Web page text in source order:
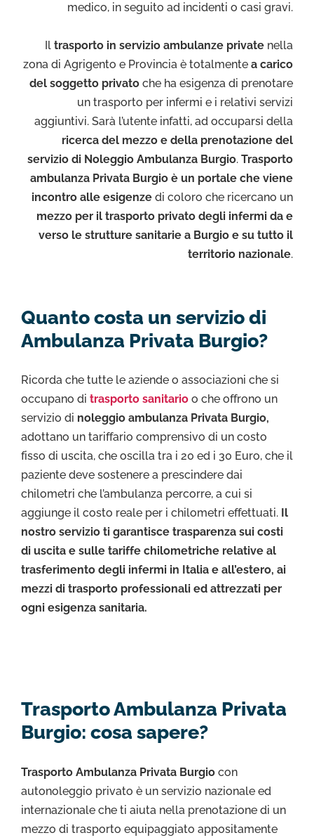
medico, in seguito ad incidenti o casi gravi.
Il trasporto in servizio ambulanze private nella
zona di Agrigento e Provincia è totalmente a carico
del soggetto privato che ha esigenza di prenotare
un trasporto per infermi e i relativi servizi
aggiuntivi. Sarà l’utente infatti, ad occuparsi della
ricerca del mezzo e della prenotazione del
servizio di Noleggio Ambulanza Burgio. Trasporto
ambulanza Privata Burgio è un portale che viene
incontro alle esigenze di coloro che ricercano un
mezzo per il trasporto privato degli infermi da e
verso le strutture sanitarie a Burgio e su tutto il
territorio nazionale.
Quanto costa un servizio di
Ambulanza Privata Burgio?
Ricorda che tutte le aziende o associazioni che si
occupano di trasporto sanitario o che offrono un
servizio di noleggio ambulanza Privata Burgio,
adottano un tariffario comprensivo di un costo
fisso di uscita, che oscilla tra i 20 ed i 30 Euro, che il
paziente deve sostenere a prescindere dai
chilometri che l’ambulanza percorre, a cui si
aggiunge il costo reale per i chilometri effettuati. Il
nostro servizio ti garantisce trasparenza sui costi
di uscita e sulle tariffe chilometriche relative al
trasferimento degli infermi in Italia e all’estero, ai
mezzi di trasporto professionali ed attrezzati per
ogni esigenza sanitaria.
Trasporto Ambulanza Privata
Burgio: cosa sapere?
Trasporto Ambulanza Privata Burgio con
autonoleggio privato è un servizio nazionale ed
internazionale che ti aiuta nella prenotazione di un
mezzo di trasporto equipaggiato appositamente